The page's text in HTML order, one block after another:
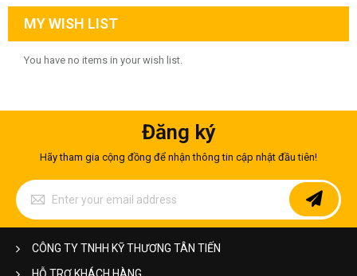
MY WISH LIST
You have no items in your wish list.
Đăng ký
Hãy tham gia cộng đồng để nhận thông tin cập nhật đầu tiên!
Sign
Up
for
Our
Newsletter:
CÔNG TY TNHH KỸ THƯƠNG TÂN TIẾN
HỖ TRỢ KHÁCH HÀNG